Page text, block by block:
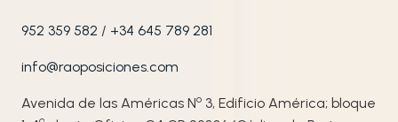
952 359 582 / +34 645 789 281
info@raoposiciones.com
Avenida de las Américas No 3, Edificio América; bloque